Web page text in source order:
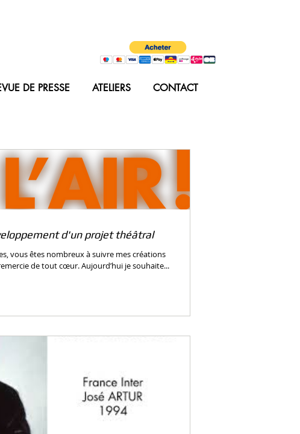
DE PRESSE ATELIERS CONTACT
d'un projet théâtral
vous êtes nombreux à suivre mes créations
de tout cœur. Aujourd’hui je souhaite...